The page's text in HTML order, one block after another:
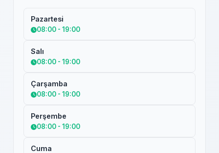
Pazartesi
08:00 - 19:00
Salı
08:00 - 19:00
Çarşamba
08:00 - 19:00
Perşembe
08:00 - 19:00
Cuma